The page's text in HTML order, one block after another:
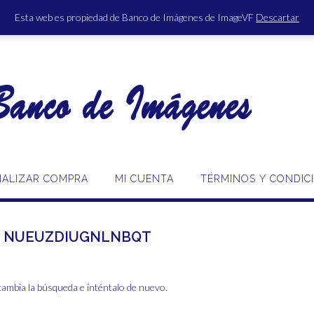
Esta web es propiedad de Banco de Imágenes de ImageVF Descartar
COMPRA MI CUENTA TÉRMINOS Y
NUEUZDIUGNLNBQT
la búsqueda e inténtalo de nuevo.